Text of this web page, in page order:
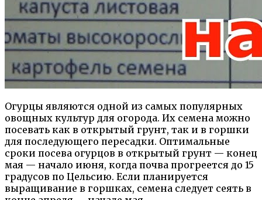
Огурцы являются одной из самых популярных
овощных культур для огорода. Их семена можно
посевать как в открытый грунт, так и в горшки
для последующего пересадки. Оптимальные
сроки посева огурцов в открытый грунт — конец
мая — начало июня, когда почва прогреется до 15
градусов по Цельсию. Если планируется
выращивание в горшках, семена следует сеять в